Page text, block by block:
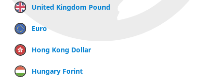
United Kingdom Pound
Euro
Hong Kong Dollar
Hungary Forint